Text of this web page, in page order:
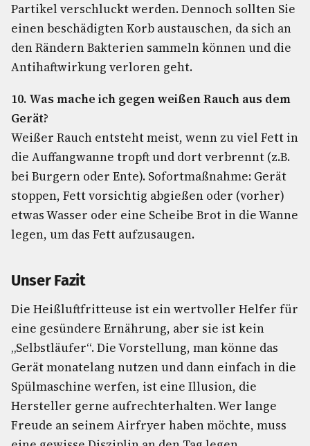
Partikel verschluckt werden. Dennoch sollten Sie
einen beschädigten Korb austauschen, da sich an
den Rändern Bakterien sammeln können und die
Antihaftwirkung verloren geht.
10. Was mache ich gegen weißen Rauch aus dem
Gerät?
Weißer Rauch entsteht meist, wenn zu viel Fett in
die Auffangwanne tropft und dort verbrennt (z.B.
bei Burgern oder Ente). Sofortmaßnahme: Gerät
stoppen, Fett vorsichtig abgießen oder (vorher)
etwas Wasser oder eine Scheibe Brot in die Wanne
legen, um das Fett aufzusaugen.
Unser Fazit
Die Heißluftfritteuse ist ein wertvoller Helfer für
eine gesündere Ernährung, aber sie ist kein
„Selbstläufer“. Die Vorstellung, man könne das
Gerät monatelang nutzen und dann einfach in die
Spülmaschine werfen, ist eine Illusion, die
Hersteller gerne aufrechterhalten. Wer lange
Freude an seinem Airfryer haben möchte, muss